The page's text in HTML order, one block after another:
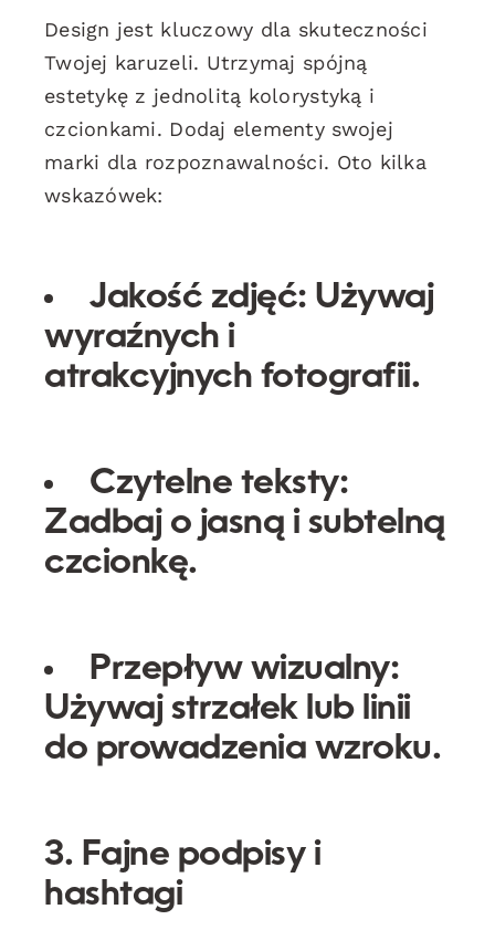
Design jest kluczowy dla skuteczności
Twojej karuzeli. Utrzymaj spójną
estetykę z jednolitą kolorystyką i
czcionkami. Dodaj elementy swojej
marki dla rozpoznawalności. Oto kilka
wskazówek:
Jakość zdjęć: Używaj
wyraźnych i
atrakcyjnych fotografii.
Czytelne teksty:
Zadbaj o jasną i subtelną
czcionkę.
Przepływ wizualny:
Używaj strzałek lub linii
do prowadzenia wzroku.
3. Fajne podpisy i
hashtagi